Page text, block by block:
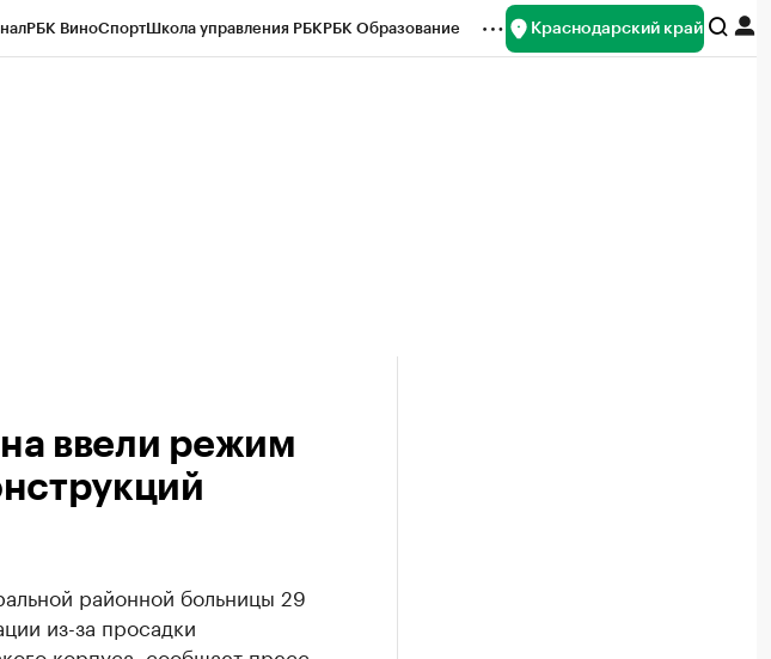
РБК ВиноСпортШкола управления РБКРБК Образование Краснодарский край
ввели режим
районной больницы 29
из-за просадки